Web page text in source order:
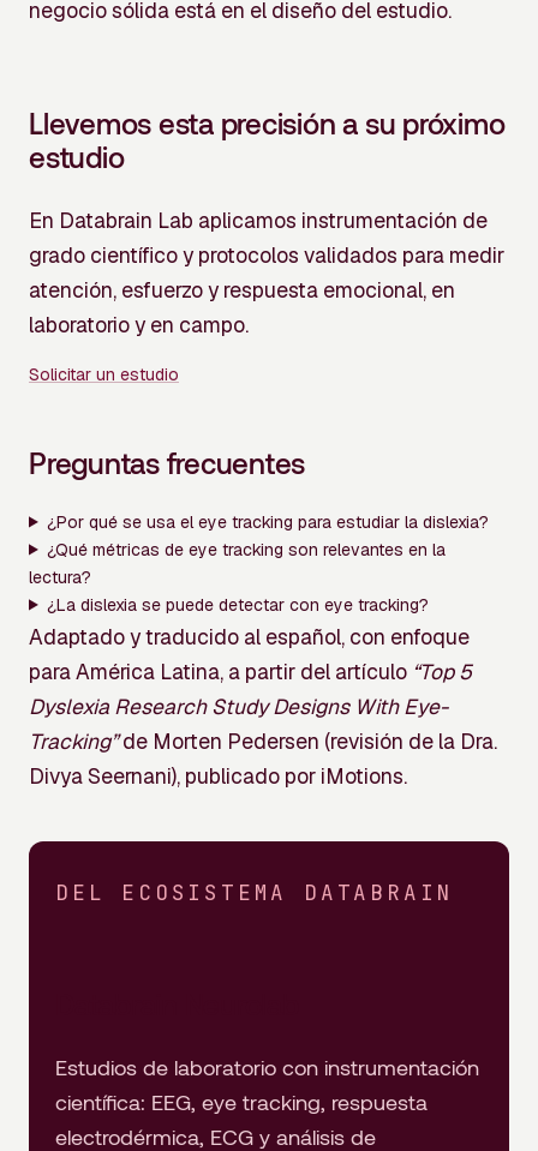
negocio sólida está en el diseño del estudio.
Llevemos esta precisión a su próximo
estudio
En Databrain Lab aplicamos instrumentación de
grado científico y protocolos validados para medir
atención, esfuerzo y respuesta emocional, en
laboratorio y en campo.
Solicitar un estudio
Preguntas frecuentes
¿Por qué se usa el eye tracking para estudiar la dislexia?
¿Qué métricas de eye tracking son relevantes en la
lectura?
¿La dislexia se puede detectar con eye tracking?
Adaptado y traducido al español, con enfoque
para América Latina, a partir del artículo “Top 5
Dyslexia Research Study Designs With Eye-
Tracking”de Morten Pedersen (revisión de la Dra.
Divya Seernani), publicado por iMotions.
DEL ECOSISTEMA DATABRAIN
Estudios de laboratorio con instrumentación
científica: EEG, eye tracking, respuesta
electrodérmica, ECG y análisis de